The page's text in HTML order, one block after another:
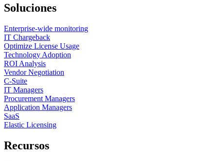
Soluciones
Enterprise-wide monitoring
IT Chargeback
Optimize License Usage
Technology Adoption
ROI Analysis
Vendor Negotiation
C-Suite
IT Managers
Procurement Managers
Application Managers
SaaS
Elastic Licensing
Recursos